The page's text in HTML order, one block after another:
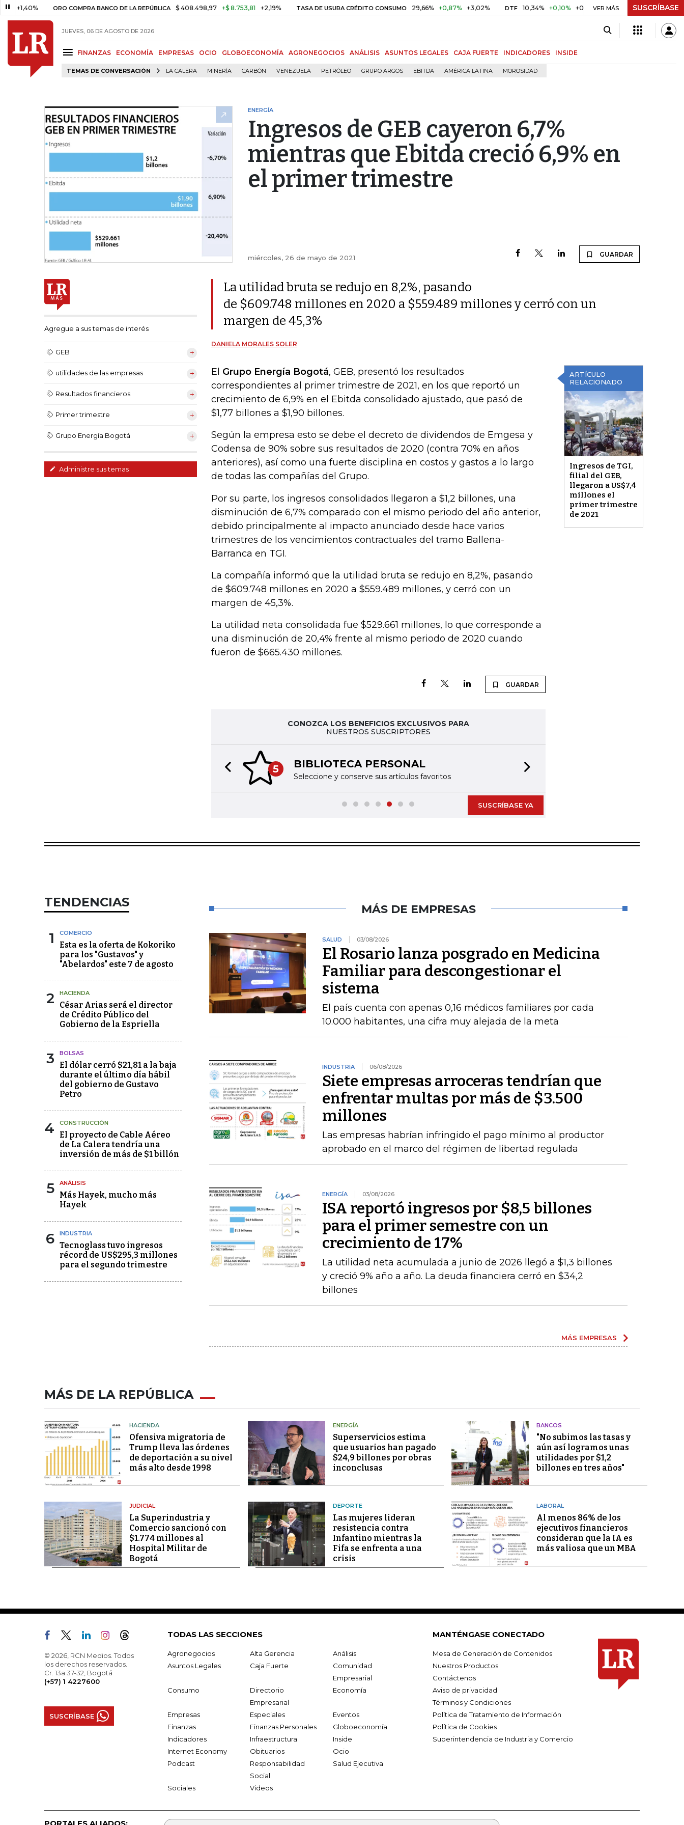
ORO COMPRA BANCO DE LA REPÚBLICA $ 408.498,97 +$ 8.753,81 +2,19% TASA DE USURA CRÉDITO CONSUMO 29,66% +0,87% +3,02% DTF 10,34% +0,10% +0,98% UVR $ 416,86 +$ 0,05
VER MÁS SUSCRÍBASE
JUEVES, 06 DE AGOSTO DE 2026
FINANZAS ECONOMÍA EMPRESAS OCIO GLOBOECONOMÍA AGRONEGOCIOS ANÁLISIS ASUNTOS LEGALES CAJA FUERTE INDICADORES INSIDE
TEMAS DE CONVERSACIÓN LA CALERA MINERÍA CARBÓN VENEZUELA PETRÓLEO GRUPO ARGOS EBITDA AMÉRICA LATINA MOROSIDAD
ENERGÍA
Ingresos de GEB cayeron 6,7%
mientras que Ebitda creció 6,9% en
el primer trimestre
miércoles, 26 de mayo de 2021 GUARDAR
Agregue a sus temas de interés
GEB
utilidades de las empresas
Resultados financieros
Primer trimestre
Grupo Energía Bogotá
Administre sus temas
La utilidad bruta se redujo en 8,2%, pasando
de $609.748 millones en 2020 a $559.489 millones y cerró con un
margen de 45,3%
DANIELA MORALES SOLER
ARTÍCULO
RELACIONADO
Ingresos de TGI,
filial del GEB,
llegaron a US$7,4
millones el
primer trimestre
de 2021
El Grupo Energía Bogotá, GEB, presentó los resultados
correspondientes al primer trimestre de 2021, en los que reportó un
crecimiento de 6,9% en el Ebitda consolidado ajustado, que pasó de
$1,77 billones a $1,90 billones.
Según la empresa esto se debe el decreto de dividendos de Emgesa y
Codensa de 90% sobre sus resultados de 2020 (contra 70% en años
anteriores), así como una fuerte disciplina en costos y gastos a lo largo
de todas las compañías del Grupo.
Por su parte, los ingresos consolidados llegaron a $1,2 billones, una
disminución de 6,7% comparado con el mismo periodo del año anterior,
debido principalmente al impacto anunciado desde hace varios
trimestres de los vencimientos contractuales del tramo Ballena-
Barranca en TGI.
La compañía informó que la utilidad bruta se redujo en 8,2%, pasando
de $609.748 millones en 2020 a $559.489 millones, y cerró con un
margen de 45,3%.
La utilidad neta consolidada fue $529.661 millones, lo que corresponde a
una disminución de 20,4% frente al mismo periodo de 2020 cuando
fueron de $665.430 millones.
GUARDAR
CONOZCA LOS BENEFICIOS EXCLUSIVOS PARA
NUESTROS SUSCRIPTORES
5 BIBLIOTECA PERSONAL
Seleccione y conserve sus artículos favoritos
Previous slide
SUSCRÍBASE YA
TENDENCIAS
1 COMERCIO
Esta es la oferta de Kokoriko
para los "Gustavos" y
"Abelardos" este 7 de agosto
2 HACIENDA
César Arias será el director
de Crédito Público del
Gobierno de la Espriella
3 BOLSAS
El dólar cerró $21,81 a la baja
durante el último día hábil
del gobierno de Gustavo
Petro
4 CONSTRUCCIÓN
El proyecto de Cable Aéreo
de La Calera tendría una
inversión de más de $1 billón
5 ANÁLISIS
Más Hayek, mucho más
Hayek
6 INDUSTRIA
Tecnoglass tuvo ingresos
récord de US$295,3 millones
para el segundo trimestre
MÁS DE EMPRESAS
SALUD 03/08/2026
El Rosario lanza posgrado en Medicina
Familiar para descongestionar el
sistema
El país cuenta con apenas 0,16 médicos familiares por cada
10.000 habitantes, una cifra muy alejada de la meta
INDUSTRIA 06/08/2026
Siete empresas arroceras tendrían que
enfrentar multas por más de $3.500
millones
Las empresas habrían infringido el pago mínimo al productor
aprobado en el marco del régimen de libertad regulada
ENERGÍA 03/08/2026
ISA reportó ingresos por $8,5 billones
para el primer semestre con un
crecimiento de 17%
La utilidad neta acumulada a junio de 2026 llegó a $1,3 billones
y creció 9% año a año. La deuda financiera cerró en $34,2
billones
MÁS EMPRESAS
MÁS DE LA REPÚBLICA
HACIENDA
Ofensiva migratoria de
Trump lleva las órdenes
de deportación a su nivel
más alto desde 1998
ENERGÍA
Superservicios estima
que usuarios han pagado
$24,9 billones por obras
inconclusas
BANCOS
"No subimos las tasas y
aún así logramos unas
utilidades por $1,2
billones en tres años"
JUDICIAL
La Superindustria y
Comercio sancionó con
$1.774 millones al
Hospital Militar de
Bogotá
DEPORTE
Las mujeres lideran
resistencia contra
Infantino mientras la
Fifa se enfrenta a una
crisis
LABORAL
Al menos 86% de los
ejecutivos financieros
consideran que la IA es
más valiosa que un MBA
© 2026, RCN Medios. Todos
los derechos reservados.
Cr. 13a 37-32, Bogotá
(+57) 1 4227600
SUSCRÍBASE
TODAS LAS SECCIONES
Agronegocios Alta Gerencia
Análisis
Asuntos Legales
Caja Fuerte
Comunidad
Empresarial
Consumo
Directorio
Empresarial
Economía
Empresas Especiales
Eventos
Finanzas
Finanzas Personales
Globoeconomía
Indicadores
Infraestructura
Inside
Internet Economy
Obituarios
Ocio
Podcast
Responsabilidad
Social
Salud Ejecutiva
Sociales Videos
MANTÉNGASE CONECTADO
Mesa de Generación de Contenidos
Nuestros Productos
Contáctenos
Aviso de privacidad
Términos y Condiciones
Política de Tratamiento de Información
Política de Cookies
Superintendencia de Industria y Comercio